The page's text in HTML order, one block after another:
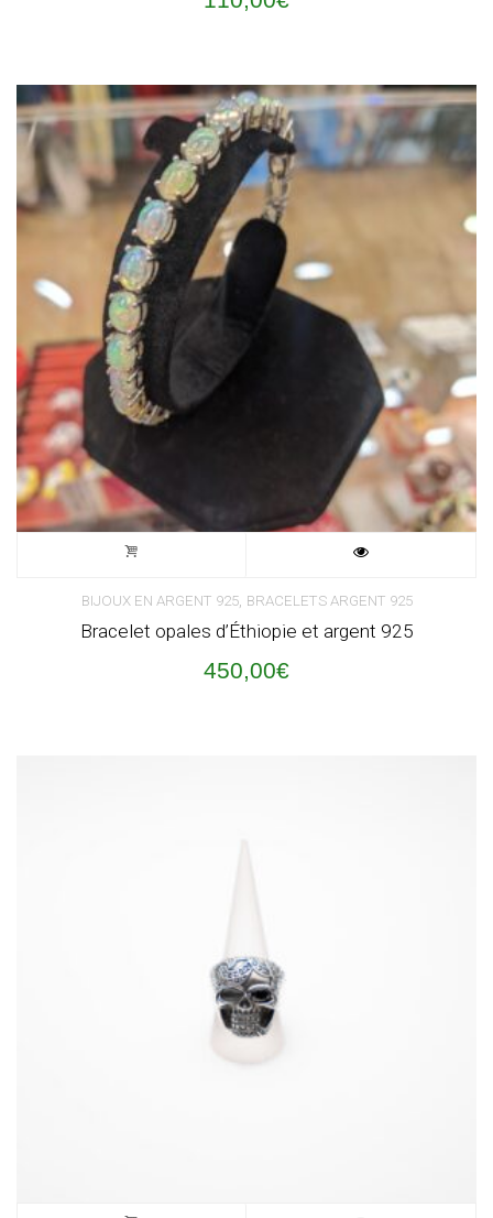
BIJOUX EN ARGENT 925, BRACELETS ARGENT 925
Bracelet opales d’Éthiopie et argent 925
450,00€